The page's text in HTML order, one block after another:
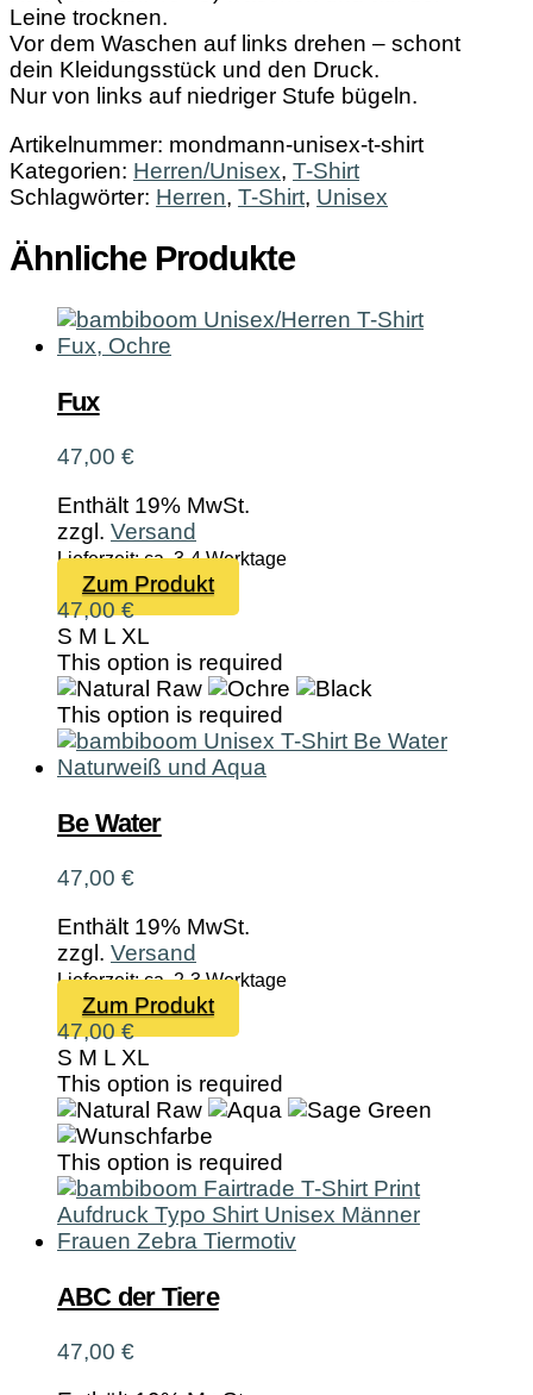
Leine trocknen.
Vor dem Waschen auf links drehen – schont
dein Kleidungsstück und den Druck.
Nur von links auf niedriger Stufe bügeln.
Artikelnummer: mondmann-unisex-t-shirt
Kategorien: Herren/Unisex, T-Shirt
Schlagwörter: Herren, T-Shirt, Unisex
Ähnliche Produkte
Fux
47,00 €
Enthält 19% MwSt.
zzgl. Versand
Lieferzeit: ca. 3-4 Werktage
Zum Produkt
Produkt
mehrere
Varianten
auf.
Die
Optionen
werden
47,00€
S M L XL
This option is required
This option is required
Be Water
47,00 €
Enthält 19% MwSt.
zzgl. Versand
Lieferzeit: ca. 2-3 Werktage
Zum Produkt
Produkt
mehrere
Varianten
Die
Optionen
können
auf
47,00€
S M L XL
This option is required
This option is required
ABC der Tiere
47,00 €